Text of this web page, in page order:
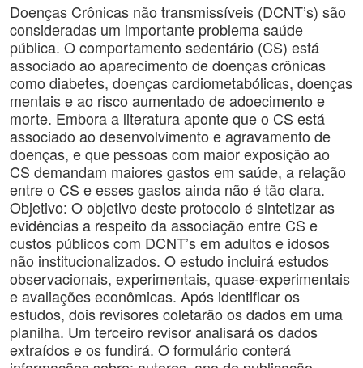
Doenças Crônicas não transmissíveis (DCNT’s) são
consideradas um importante problema saúde
pública. O comportamento sedentário (CS) está
associado ao aparecimento de doenças crônicas
como diabetes, doenças cardiometabólicas, doenças
mentais e ao risco aumentado de adoecimento e
morte. Embora a literatura aponte que o CS está
associado ao desenvolvimento e agravamento de
doenças, e que pessoas com maior exposição ao
CS demandam maiores gastos em saúde, a relação
entre o CS e esses gastos ainda não é tão clara.
Objetivo: O objetivo deste protocolo é sintetizar as
evidências a respeito da associação entre CS e
custos públicos com DCNT’s em adultos e idosos
não institucionalizados. O estudo incluirá estudos
observacionais, experimentais, quase-experimentais
e avaliações econômicas. Após identificar os
estudos, dois revisores coletarão os dados em uma
planilha. Um terceiro revisor analisará os dados
extraídos e os fundirá. O formulário conterá